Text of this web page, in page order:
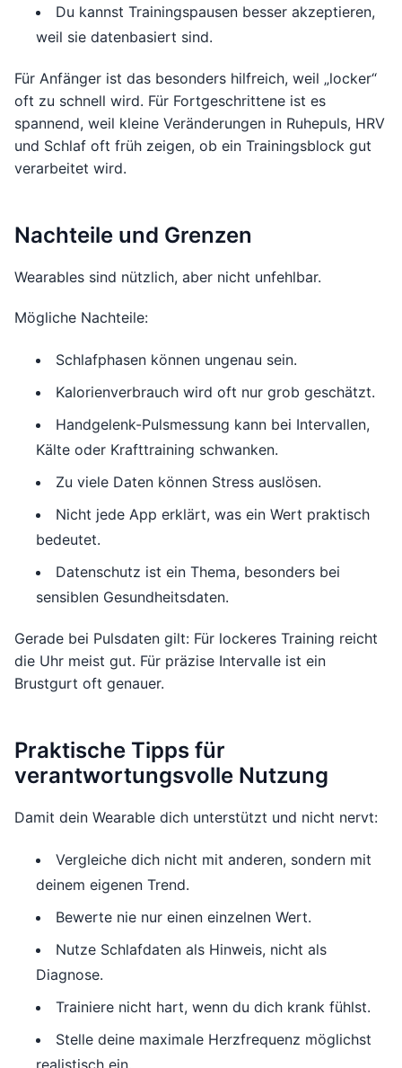
Du kannst Trainingspausen besser akzeptieren,
weil sie datenbasiert sind.
Für Anfänger ist das besonders hilfreich, weil „locker“
oft zu schnell wird. Für Fortgeschrittene ist es
spannend, weil kleine Veränderungen in Ruhepuls, HRV
und Schlaf oft früh zeigen, ob ein Trainingsblock gut
verarbeitet wird.
Nachteile und Grenzen
Wearables sind nützlich, aber nicht unfehlbar.
Mögliche Nachteile:
Schlafphasen können ungenau sein.
Kalorienverbrauch wird oft nur grob geschätzt.
Handgelenk-Pulsmessung kann bei Intervallen,
Kälte oder Krafttraining schwanken.
Zu viele Daten können Stress auslösen.
Nicht jede App erklärt, was ein Wert praktisch
bedeutet.
Datenschutz ist ein Thema, besonders bei
sensiblen Gesundheitsdaten.
Gerade bei Pulsdaten gilt: Für lockeres Training reicht
die Uhr meist gut. Für präzise Intervalle ist ein
Brustgurt oft genauer.
Praktische Tipps für
verantwortungsvolle Nutzung
Damit dein Wearable dich unterstützt und nicht nervt:
Vergleiche dich nicht mit anderen, sondern mit
deinem eigenen Trend.
Bewerte nie nur einen einzelnen Wert.
Nutze Schlafdaten als Hinweis, nicht als
Diagnose.
Trainiere nicht hart, wenn du dich krank fühlst.
Stelle deine maximale Herzfrequenz möglichst
realistisch ein.